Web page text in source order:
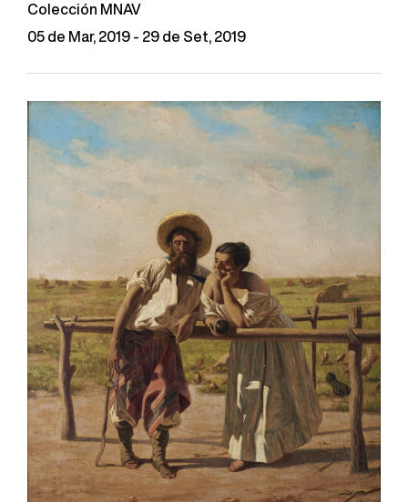
Colección MNAV
05 de Mar, 2019 - 29 de Set, 2019